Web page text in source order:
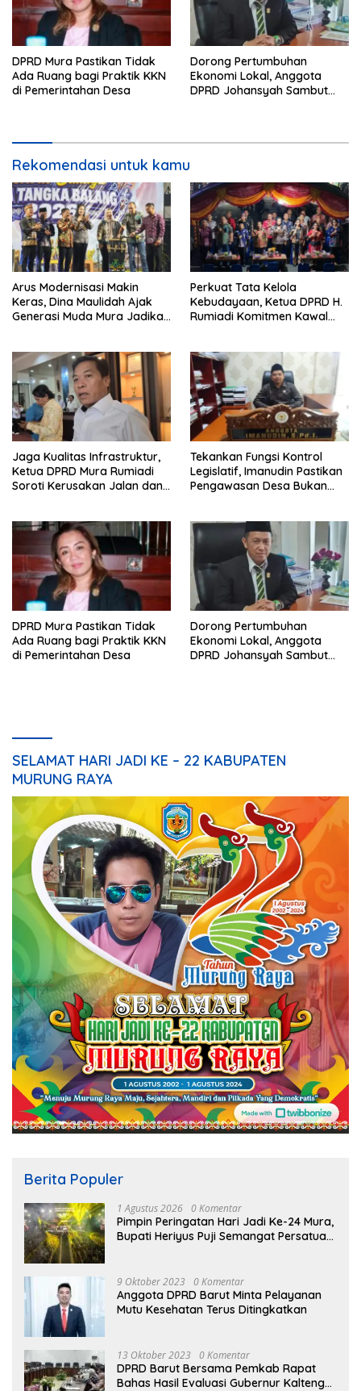
DPRD Mura Pastikan Tidak
Ada Ruang bagi Praktik KKN
di Pemerintahan Desa
Dorong Pertumbuhan
Ekonomi Lokal, Anggota
DPRD Johansyah Sambut
Rekomendasi untuk kamu
Arus Modernisasi Makin
Keras, Dina Maulidah Ajak
Generasi Muda Mura Jadikan
Perkuat Tata Kelola
Kebudayaan, Ketua DPRD H.
Rumiadi Komitmen Kawal
Jaga Kualitas Infrastruktur,
Ketua DPRD Mura Rumiadi
Soroti Kerusakan Jalan dan
Tekankan Fungsi Kontrol
Legislatif, Imanudin Pastikan
Pengawasan Desa Bukan
DPRD Mura Pastikan Tidak
Ada Ruang bagi Praktik KKN
di Pemerintahan Desa
Dorong Pertumbuhan
Ekonomi Lokal, Anggota
DPRD Johansyah Sambut
SELAMAT HARI JADI KE – 22 KABUPATEN
MURUNG RAYA
Berita Populer
1 Agustus 2026 0 Komentar
Pimpin Peringatan Hari Jadi Ke-24 Mura,
Bupati Heriyus Puji Semangat Persatuan
9 Oktober 2023 0 Komentar
Anggota DPRD Barut Minta Pelayanan
Mutu Kesehatan Terus Ditingkatkan
13 Oktober 2023 0 Komentar
DPRD Barut Bersama Pemkab Rapat
Bahas Hasil Evaluasi Gubernur Kalteng